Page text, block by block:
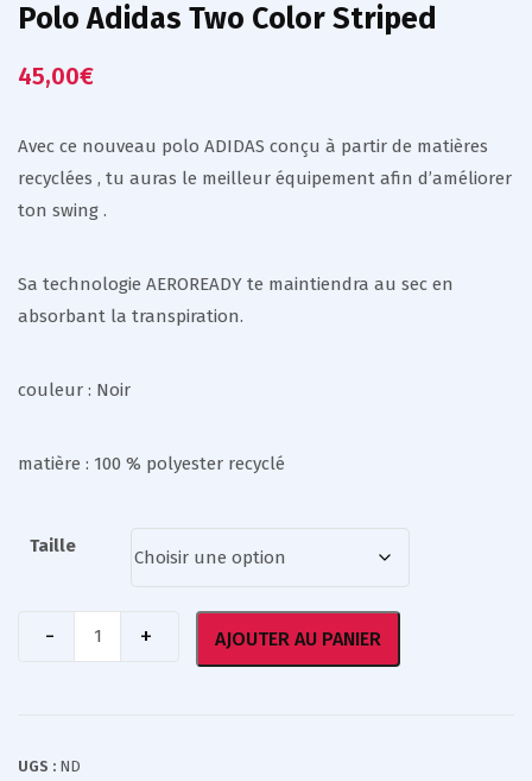
Polo Adidas Two Color Striped
45,00€
Avec ce nouveau polo ADIDAS conçu à partir de matières
recyclées , tu auras le meilleur équipement afin d’améliorer
ton swing .
Sa technologie AEROREADY te maintiendra au sec en
absorbant la transpiration.
couleur : Noir
matière : 100 % polyester recyclé
Taille
AJOUTER AU PANIER
UGS : ND